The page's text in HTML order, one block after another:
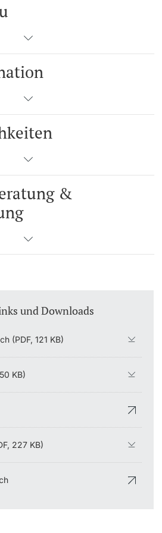
&
und Downloads
(PDF, 121 KB)
KB)
227 KB)